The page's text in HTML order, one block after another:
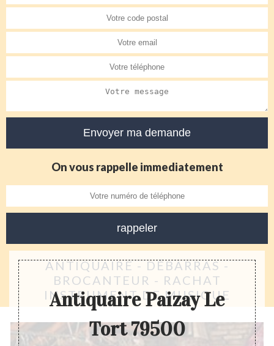
On vous rappelle immediatement
ANTIQUAIRE - DÉBARRAS -
BROCANTEUR - RACHAT
INSTRUMENT DE MUSIQUE
Antiquaire Paizay Le
Tort 79500